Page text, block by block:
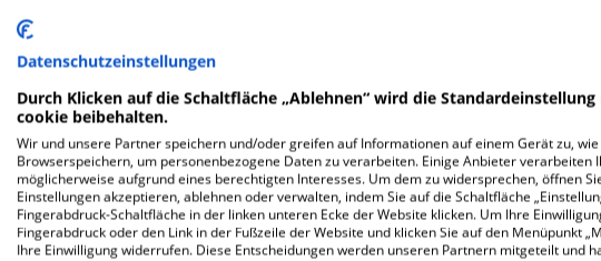
ZfP Südwürttemberg Weissenau
Weingartshofer Straße 2
88214 Ravensburg
Datenschutzeinstellungen
Durch Klicken auf die Schaltfläche „Ablehnen“ wird die
cookie beibehalten.
Wir und unsere Partner speichern und/oder greifen auf Informationen auf einem Gerät zu,
Browserspeichern, um personenbezogene Daten zu verarbeiten. Einige Anbieter verarbeiten
möglicherweise aufgrund eines berechtigten Interesses. Um dem zu widersprechen, öffnen
Einstellungen akzeptieren, ablehnen oder verwalten, indem Sie auf die Schaltfläche
Fingerabdruck-Schaltfläche in der linken unteren Ecke der Website klicken. Um Ihre
Fingerabdruck oder den Link in der Fußzeile der Website und klicken Sie auf den Menüpunkt
Ihre Einwilligung widerrufen. Diese Entscheidungen werden unseren Partnern mitgeteilt und